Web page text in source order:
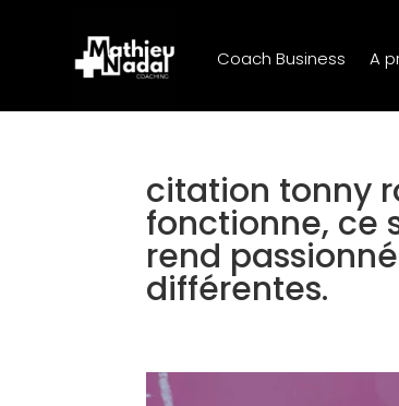
Coach Business A
citation tonny
fonctionne, ce
rend
différentes.